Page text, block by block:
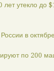
утекло до
в
по 200